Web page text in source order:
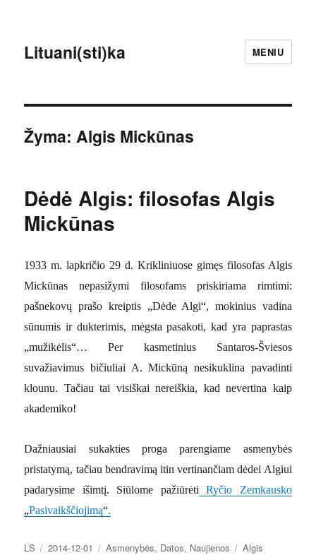
Lituani(sti)ka MENIU
Žyma:Algis Mickūnas
Dėdė Algis: filosofas Algis
Mickūnas
1933 m. lapkričio 29 d. Krikliniuose gimęs filosofas Algis
Mickūnas nepasižymi filosofams priskiriama rimtimi:
pašnekovų prašo kreiptis „Dėde Algi“, mokinius vadina
sūnumis ir dukterimis, mėgsta pasakoti, kad yra paprastas
„mužikėlis“… Per kasmetinius Santaros-Šviesos
suvažiavimus bičiuliai A. Mickūną nesikuklina pavadinti
klounu. Tačiau tai visiškai nereiškia, kad nevertina kaip
akademiko!
Dažniausiai sukakties proga parengiame asmenybės
pristatymą, tačiau bendravimą itin vertinančiam dėdei Algiui
padarysime išimtį. Siūlome pažiūrėti Ryčio Zemkausko
„Pasivaikščiojimą“.
Autorius
LS Paskelbta
2014-12-01 Kategorijos
Asmenybės, Datos, Naujienos Žymos
Algis